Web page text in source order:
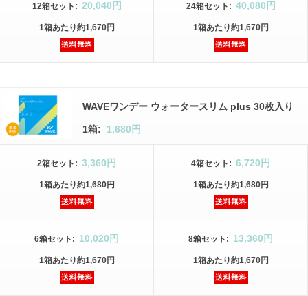
12箱セット : 20,040円
1箱あたり約1,670円
24箱セット : 40,080円
1箱あたり約1,670円
WAVEワンデー ウォータースリム plus 30枚入り
1箱: 1,680円
2箱セット : 3,360円
1箱あたり約1,680円
4箱セット : 6,720円
1箱あたり約1,680円
6箱セット : 10,020円
1箱あたり約1,670円
8箱セット : 13,360円
1箱あたり約1,670円